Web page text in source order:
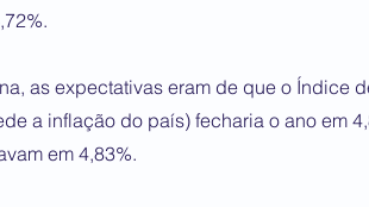
as expectativas eram de que o Índice
a inflação do país) fecharia o ano em
em 4,83%.